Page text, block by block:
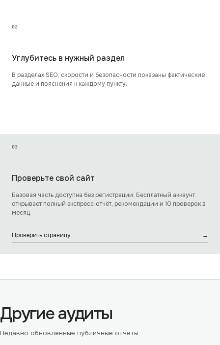
02
Углубитесь в нужный раздел
В разделах SEO, скорости и безопасности показаны фактические
данные и пояснения к каждому пункту.
03
Проверьте свой сайт
Базовая часть доступна без регистрации. Бесплатный аккаунт
открывает полный экспресс‑отчёт, рекомендации и 10 проверок в
месяц.
Проверить страницу →
Другие аудиты
Недавно обновлённые публичные отчёты.